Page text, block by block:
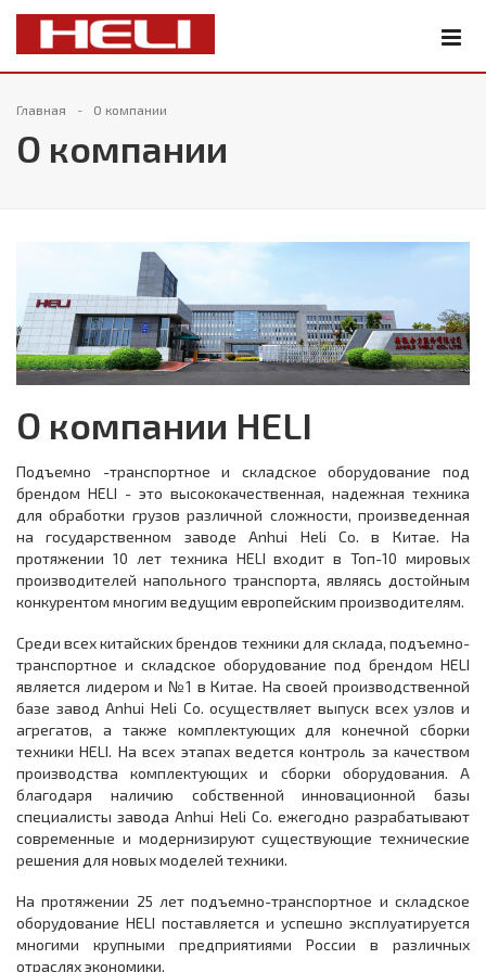
Главная О компании
О компании
О компании HELI
Подъемно -транспортное и складское оборудование под
брендом HELI - это высококачественная, надежная техника
для обработки грузов различной сложности, произведенная
на государственном заводе Anhui Heli Co. в Китае. На
протяжении 10 лет техника HELI входит в Топ-10 мировых
производителей напольного транспорта, являясь достойным
конкурентом многим ведущим европейским производителям.
Среди всех китайских брендов техники для склада, подъемно-
транспортное и складское оборудование под брендом HELI
является лидером и №1 в Китае. На своей производственной
базе завод Anhui Heli Co. осуществляет выпуск всех узлов и
агрегатов, а также комплектующих для конечной сборки
техники HELI. На всех этапах ведется контроль за качеством
производства комплектующих и сборки оборудования. А
благодаря наличию собственной инновационной базы
специалисты завода Anhui Heli Co. ежегодно разрабатывают
современные и модернизируют существующие технические
решения для новых моделей техники.
На протяжении 25 лет подъемно-транспортное и складское
оборудование HELI поставляется и успешно эксплуатируется
многими крупными предприятиями России в различных
отраслях экономики.